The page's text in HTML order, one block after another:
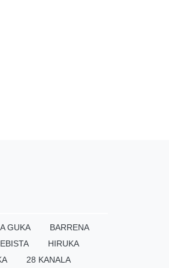
GUKA
BARRENA
HIRUKA
28 KANALA